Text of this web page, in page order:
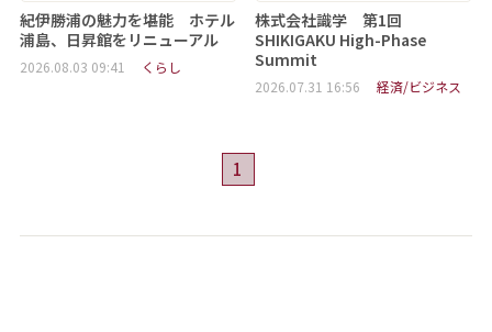
紀伊勝浦の魅力を堪能 ホテル
浦島、日昇館をリニューアル
2026.08.03 09:41 くらし
株式会社識学 第1回
SHIKIGAKU High-Phase
Summit
2026.07.31 16:56 経済/ビジネス
1